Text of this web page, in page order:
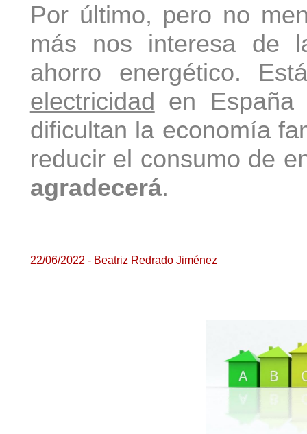
Por último, pero no
más nos interesa de
ahorro energético.
electricidad en España
dificultan la economía
reducir el consumo de
agradecerá.
22/06/2022 - Beatriz Redrado Jiménez